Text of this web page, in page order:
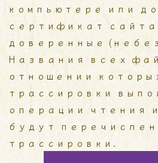
компьютере или
сертификат сайта
доверенные
Названия всех
отношении
трассировки
операции чтения
будут
трассировки.